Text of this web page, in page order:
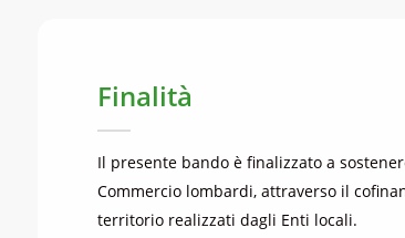
Finalità
Il presente bando è finalizzato a
Commercio lombardi, attraverso il
territorio realizzati dagli Enti locali.